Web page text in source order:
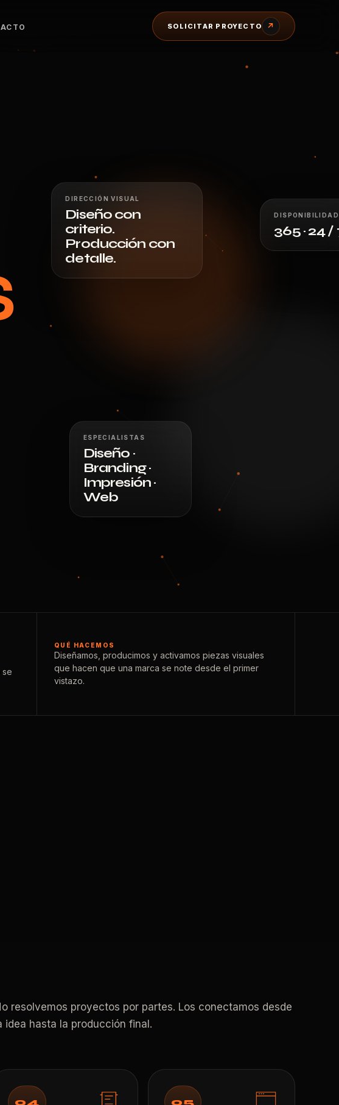
SOLICITAR PROYECTO ↗
DIRECCIÓN VISUAL
Diseño con
criterio.
Producción con
detalle.
DISPONIBILIDAD
365 · 24 /
ESPECIALISTAS
Diseño ·
Branding ·
Impresión ·
Web
se
QUÉ HACEMOS
Diseñamos, producimos y activamos piezas visuales
que hacen que una marca se note desde el primer
vistazo.
resolvemos proyectos por partes. Los conectamos desde
idea hasta la producción final.
04 05